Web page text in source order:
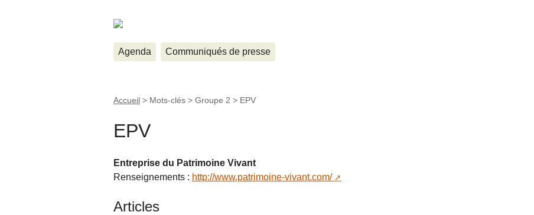
Agenda Communiqués de presse
Accueil > Mots-clés > Groupe 2 > EPV
EPV
Entreprise du Patrimoine Vivant
Renseignements : http://www.patrimoine-vivant.com/
Articles